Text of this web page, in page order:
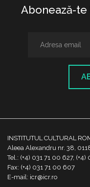
Abonează-
INSTITUTUL CULTURAL
Aleea Alexandru nr. 38,
Tel.: (+4) 031 71 00 627,
Fax: (+4) 031 71 00 607
E-mail: icr@icr.ro